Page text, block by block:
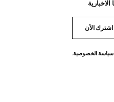
اشترك الأن
سياسة الخصوصية.